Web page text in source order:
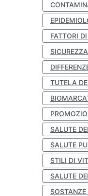
FATTORI
TUTELA
SALUTE
SALUTE
STILI DI
SALUTE